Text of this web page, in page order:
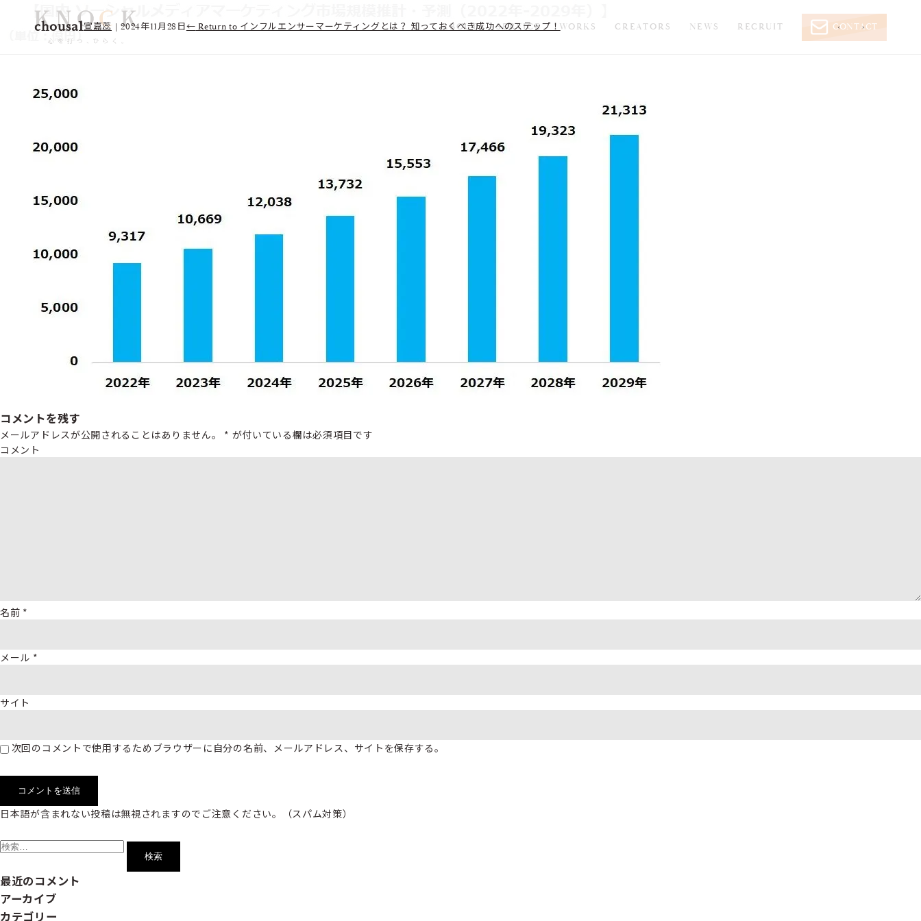
ABOUT SERVICE WORKS CREATORS NEWS RECRUIT CONTACT
chousa1宣嘉蕊 |2024年11月28日← Return to インフルエンサーマーケティングとは？ 知っておくべき成功へのステップ！ ‹ ›
コメントを残す
メールアドレスが公開されることはありません。 * が付いている欄は必須項目です
コメント
名前 *
メール *
サイト
次回のコメントで使用するためブラウザーに自分の名前、メールアドレス、サイトを保存する。
日本語が含まれない投稿は無視されますのでご注意ください。（スパム対策）
索:
最近のコメント
アーカイブ
カテゴリー